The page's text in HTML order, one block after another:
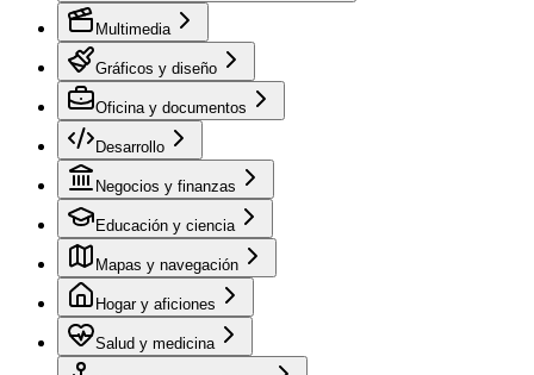
Multimedia
Gráficos y diseño
Oficina y documentos
Desarrollo
Negocios y finanzas
Educación y ciencia
Mapas y navegación
Hogar y aficiones
Salud y medicina